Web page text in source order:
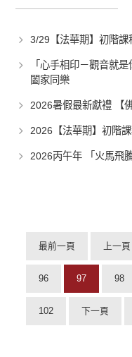
3/29【法華期】初階課
「心手相印－觀音就
闔家同樂
2026暑假最新獻禮 【
2026【法華期】初階
2026丙午年 「火馬飛
最前一頁 上一頁
96 97 98
102 下一頁